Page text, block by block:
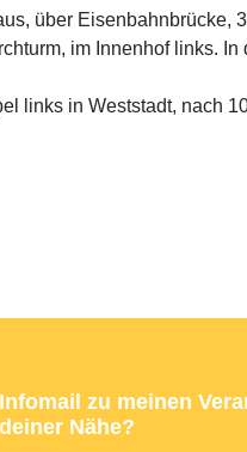
über Eisenbahnbrücke,
im Innenhof links. In
links in Weststadt, nach
Infomail zu meinen
deiner Nähe?